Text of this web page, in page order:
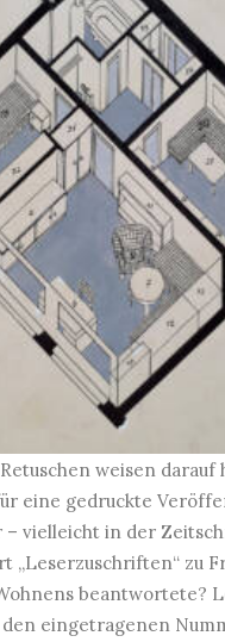
weisen darauf
eine gedruckte
– vielleicht in der
„Leserzuschriften“ zu
beantwortete?
den eingetragenen